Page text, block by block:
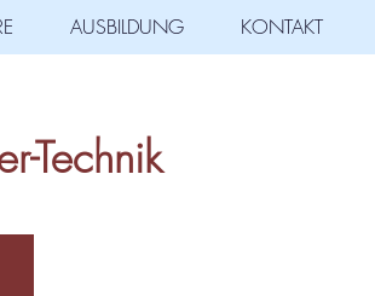
AUSBILDUNG KONTAKT
Technik